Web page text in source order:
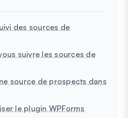
des sources de
suivre les sources de
source de prospects dans
le plugin WPForms